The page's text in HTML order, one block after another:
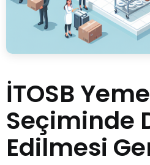
İTOSB
Seçiminde
Edilmesi